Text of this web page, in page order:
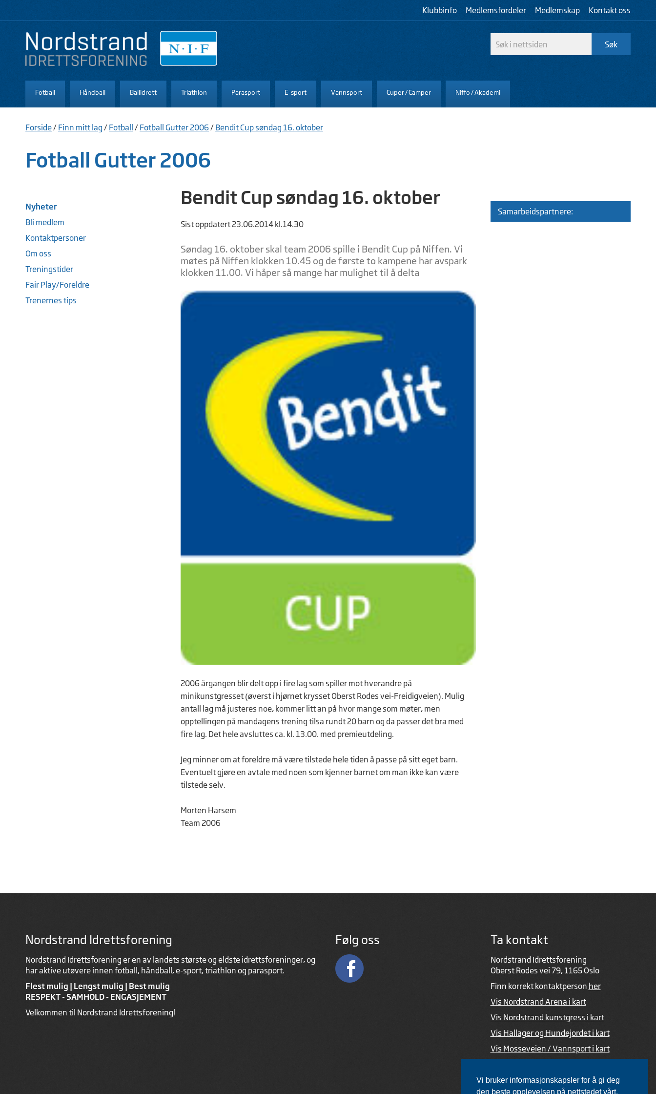
Vi bruker informasjonskapsler for å gi deg
den beste opplevelsen på nettstedet vårt.
Klubbinfo Medlemsfordeler Medlemskap Kontakt oss
Fotball Håndball Ballidrett Triathlon Parasport E-sport Vannsport Cuper / Camper Niffo / Akademi
Forside/ Finn mitt lag / Fotball / Fotball Gutter 2006/ Bendit Cup søndag 16. oktober
Fotball Gutter 2006
Nyheter
Bli medlem
Kontaktpersoner
Om oss
Treningstider
Fair Play/Foreldre
Trenernes tips
Bendit Cup søndag 16. oktober
Sist oppdatert 23.06.2014 kl.14.30
Søndag 16. oktober skal team 2006 spille i Bendit Cup på Niffen. Vi
møtes på Niffen klokken 10.45 og de første to kampene har avspark
klokken 11.00. Vi håper så mange har mulighet til å delta
2006 årgangen blir delt opp i fire lag som spiller mot hverandre på
minikunstgresset (øverst i hjørnet krysset Oberst Rodes vei-Freidigveien). Mulig
antall lag må justeres noe, kommer litt an på hvor mange som møter, men
opptellingen på mandagens trening tilsa rundt 20 barn og da passer det bra med
fire lag. Det hele avsluttes ca. kl. 13.00. med premieutdeling.
Jeg minner om at foreldre må være tilstede hele tiden å passe på sitt eget barn.
Eventuelt gjøre en avtale med noen som kjenner barnet om man ikke kan være
tilstede selv.
Morten Harsem
Team 2006
Samarbeidspartnere:
Nordstrand Idrettsforening
Nordstrand Idrettsforening er en av landets største og eldste idrettsforeninger, og
har aktive utøvere innen fotball, håndball, e-sport, triathlon og parasport.
Flest mulig | Lengst mulig | Best mulig
RESPEKT - SAMHOLD - ENGASJEMENT
Velkommen til Nordstrand Idrettsforening!
Følg oss Ta kontakt
Nordstrand Idrettsforening
Oberst Rodes vei 79, 1165 Oslo
Finn korrekt kontaktperson her
Vis Nordstrand Arena i kart
Vis Nordstrand kunstgress i kart
Vis Hallager og Hundejordet i kart
Vis Mosseveien / Vannsport i kart